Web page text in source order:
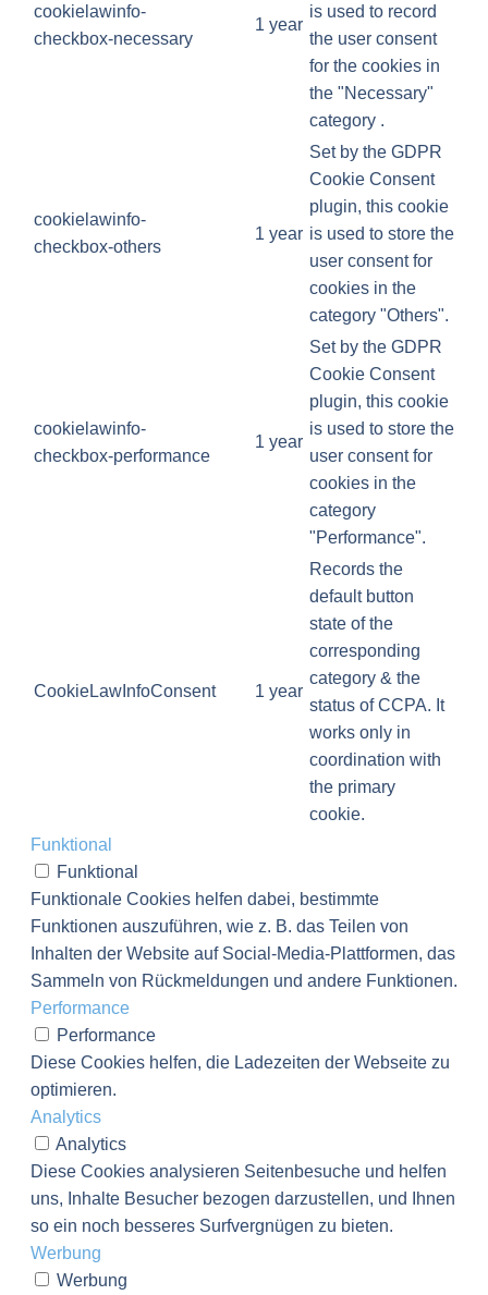
cookielawinfo-
checkbox-necessary
1 year
is used to record
the user consent
for the cookies in
the "Necessary"
category .
cookielawinfo-
checkbox-others
1 year
Set by the GDPR
Cookie Consent
plugin, this cookie
is used to store the
user consent for
cookies in the
category "Others".
cookielawinfo-
checkbox-performance
1 year
Set by the GDPR
Cookie Consent
plugin, this cookie
is used to store the
user consent for
cookies in the
category
"Performance".
CookieLawInfoConsent 1 year
Records the
default button
state of the
corresponding
category & the
status of CCPA. It
works only in
coordination with
the primary
cookie.
Funktional
Funktional
Funktionale Cookies helfen dabei, bestimmte
Funktionen auszuführen, wie z. B. das Teilen von
Inhalten der Website auf Social-Media-Plattformen, das
Sammeln von Rückmeldungen und andere Funktionen.
Performance
Performance
Diese Cookies helfen, die Ladezeiten der Webseite zu
optimieren.
Analytics
Analytics
Diese Cookies analysieren Seitenbesuche und helfen
uns, Inhalte Besucher bezogen darzustellen, und Ihnen
so ein noch besseres Surfvergnügen zu bieten.
Werbung
Werbung